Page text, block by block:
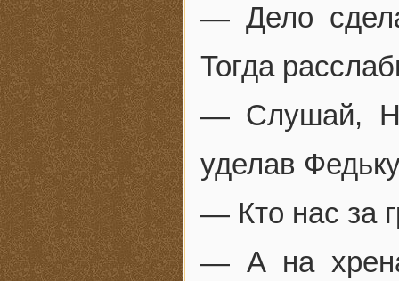
— Дело
Тогда
— Слушай,
уделав
— Кто нас за
— А на